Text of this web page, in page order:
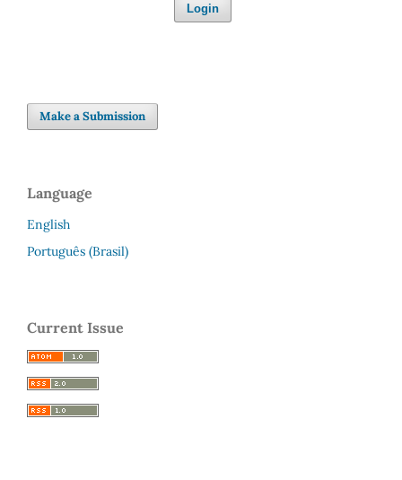
Login
Make a Submission
Language
English
Português (Brasil)
Current Issue